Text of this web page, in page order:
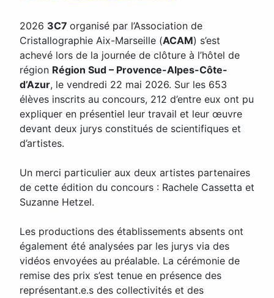
2026 3C7 organisé par l’Association de
Cristallographie Aix-Marseille (ACAM) s’est
achevé lors de la journée de clôture à l’hôtel de
région Région Sud – Provence-Alpes-Côte-
d’Azur, le vendredi 22 mai 2026. Sur les 653
élèves inscrits au concours, 212 d’entre eux ont pu
expliquer en présentiel leur travail et leur œuvre
devant deux jurys constitués de scientifiques et
d’artistes.
Un merci particulier aux deux artistes partenaires
de cette édition du concours : Rachele Cassetta et
Suzanne Hetzel.
Les productions des établissements absents ont
également été analysées par les jurys via des
vidéos envoyées au préalable. La cérémonie de
remise des prix s’est tenue en présence des
représentant.e.s des collectivités et des